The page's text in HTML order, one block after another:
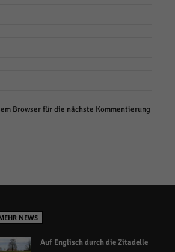
Browser für die nächste Kommentierung
NEWS
Auf Englisch durch die Zitadelle